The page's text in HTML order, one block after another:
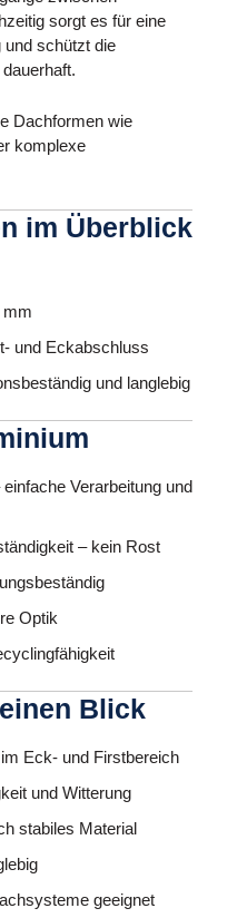
sorgt es für eine
und schützt die
Dachformen wie
komplexe
im Überblick
mm
und Eckabschluss
und langlebig
Verarbeitung und
– kein Rost
Optik
Blick
Eck- und Firstbereich
und Witterung
stabiles Material
geeignet